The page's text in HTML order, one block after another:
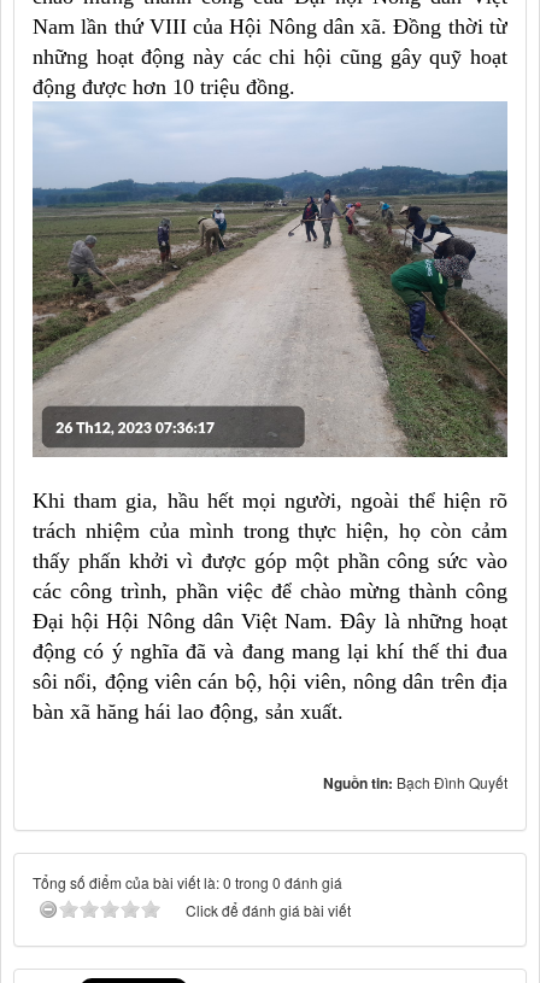
Nam lần thứ VIII của Hội Nông dân xã. Đồng thời từ
những hoạt động này các chi hội cũng gây quỹ hoạt
động được hơn 10 triệu đồng.
Khi tham gia, hầu hết mọi người, ngoài thể hiện rõ
trách nhiệm của mình trong thực hiện, họ còn cảm
thấy phấn khởi vì được góp một phần công sức vào
các công trình, phần việc để chào mừng thành công
Đại hội Hội Nông dân Việt Nam. Đây là những hoạt
động có ý nghĩa đã và đang mang lại khí thế thi đua
sôi nổi, động viên cán bộ, hội viên, nông dân trên địa
bàn xã hăng hái lao động, sản xuất.
Nguồn tin: Bạch Đình Quyết
Tổng số điểm của bài viết là: 0 trong 0 đánh giá
Click để đánh giá bài viết